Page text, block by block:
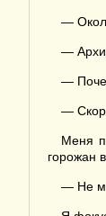
—
—
—
—
Меня
горожан
— Не